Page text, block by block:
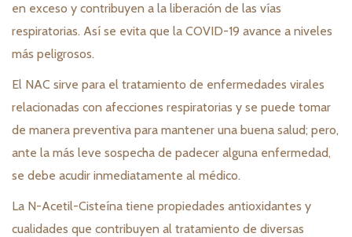
en exceso y contribuyen a la liberación de las vías
respiratorias. Así se evita que la COVID-19 avance a niveles
más peligrosos.
El NAC sirve para el tratamiento de enfermedades virales
relacionadas con afecciones respiratorias y se puede tomar
de manera preventiva para mantener una buena salud; pero,
ante la más leve sospecha de padecer alguna enfermedad,
se debe acudir inmediatamente al médico.
La N-Acetil-Cisteína tiene propiedades antioxidantes y
cualidades que contribuyen al tratamiento de diversas